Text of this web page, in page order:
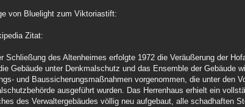
von Bluelight zum Viktoriastift:
Zitat:
Schließung des Altenheimes erfolgte 1972 die Veräußerung der
Gebäude unter Denkmalschutz und das Ensemble der
und Baussicherungsmaßnahmen vorgenommen, die unter den
ausgeführt wurden. Das Herrenhaus erhielt ein
des Verwaltergebäudes völlig neu aufgebaut, alle schadhaften